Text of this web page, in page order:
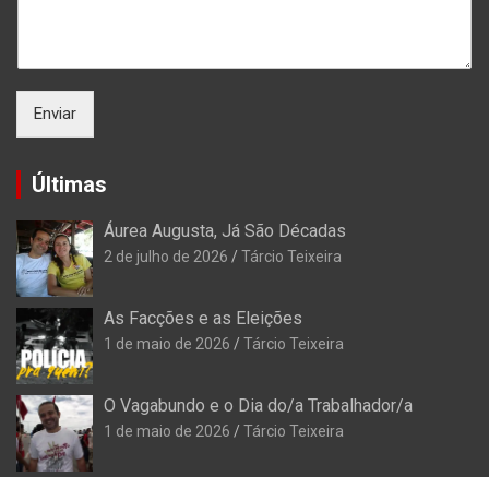
Enviar
Últimas
Áurea Augusta, Já São Décadas
2 de julho de 2026 Tárcio Teixeira
As Facções e as Eleições
1 de maio de 2026 Tárcio Teixeira
O Vagabundo e o Dia do/a Trabalhador/a
1 de maio de 2026 Tárcio Teixeira